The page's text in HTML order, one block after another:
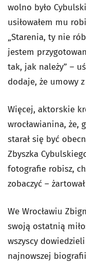
wolno było
usiłowałem mu
„Starenia, ty nie
jestem
tak, jak należy” –
dodaje, że umowy
Więcej, aktorskie
wrocławianina, że,
starał się być
Zbyszka
fotografie robisz,
zobaczyć –
We Wrocławiu
swoją ostatnią
wszyscy
najnowszej